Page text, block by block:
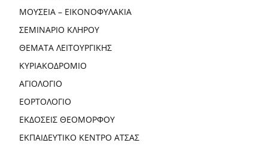
ΜΟΥΣΕΙΑ – ΕΙΚΟΝΟΦΥΛΑΚΙΑ
ΣΕΜΙΝΑΡΙΟ ΚΛΗΡΟΥ
ΘΕΜΑΤΑ ΛΕΙΤΟΥΡΓΙΚΗΣ
ΚΥΡΙΑΚΟΔΡΟΜΙΟ
ΑΓΙΟΛΟΓΙΟ
ΕΟΡΤΟΛΟΓΙΟ
ΕΚΔΟΣΕΙΣ ΘΕΟΜΟΡΦΟΥ
ΕΚΠΑΙΔΕΥΤΙΚΟ ΚΕΝΤΡΟ ΑΤΣΑΣ